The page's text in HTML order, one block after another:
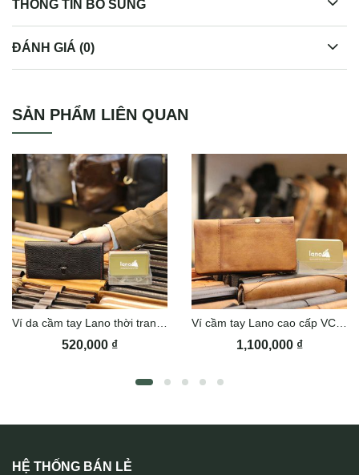
VDNT10 mặt sau
THÔNG TIN BỔ SUNG
ĐÁNH GIÁ (0)
SẢN PHẨM LIÊN QUAN
520,000 ₫ 1,100,000 ₫
HỆ THỐNG BÁN LẺ